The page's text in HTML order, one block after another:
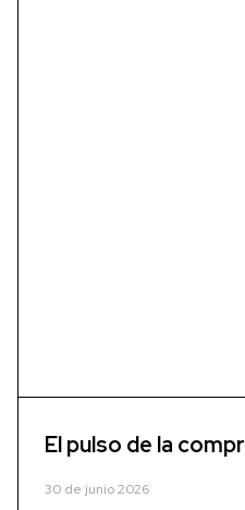
El pulso de la
30 de junio 2026